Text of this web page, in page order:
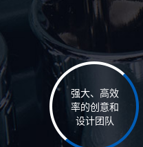
强大、高效
率的创意和
设计团队